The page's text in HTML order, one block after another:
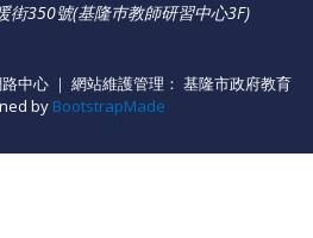
街350號(基隆巿教師研習中心3F)
中心 ｜ 網站維護管理： 基隆市政府教育
by BootstrapMade